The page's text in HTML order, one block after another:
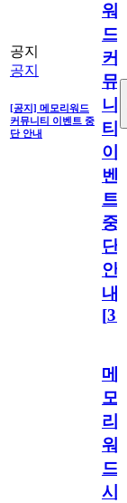
공지
공지
[공지] 메모리워드
커뮤니티 이벤트 중
단 안내
워
드
커
뮤
니
티
이
벤
트
중
단
안
내
[31
메
모
리
워
드
시